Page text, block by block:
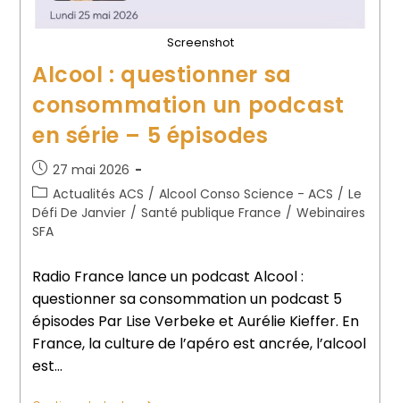
Screenshot
Alcool : questionner sa
consommation un podcast
en série – 5 épisodes
27 mai 2026
Actualités ACS / Alcool Conso Science - ACS / Le
Défi De Janvier / Santé publique France / Webinaires
SFA
Radio France lance un podcast Alcool :
questionner sa consommation un podcast 5
épisodes Par Lise Verbeke et Aurélie Kieffer. En
France, la culture de l’apéro est ancrée, l’alcool
est…